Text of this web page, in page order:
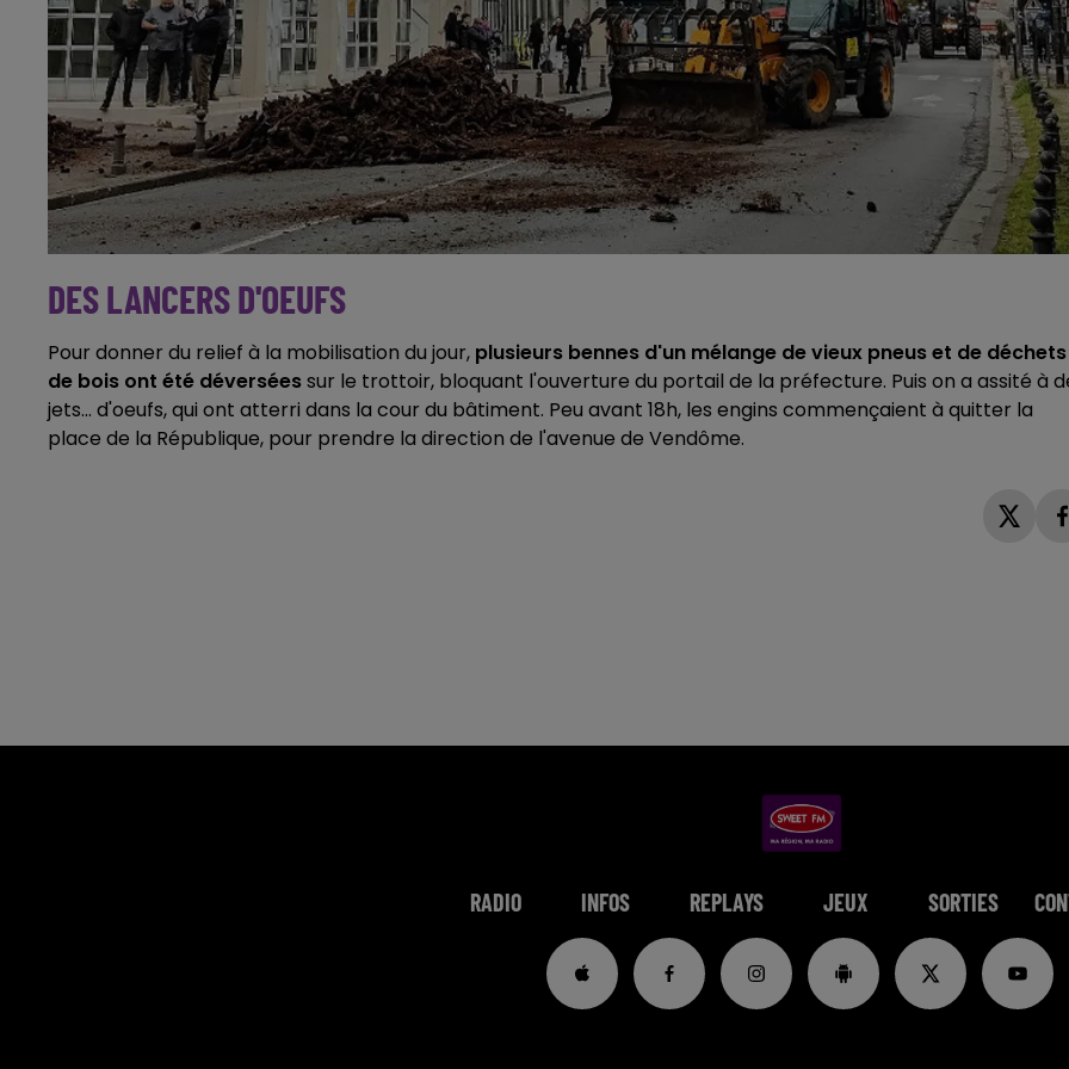
DES LANCERS D'OEUFS
Pour donner du relief à la mobilisation du jour, plusieurs bennes d'un mélange de vieux pneus et de déchets
de bois ont été déverséessur le trottoir, bloquant l'ouverture du portail de la préfecture. Puis on a assité à
jets... d'oeufs, qui ont atterri dans la cour du bâtiment. Peu avant 18h, les engins commençaient à quitter la
place de la République, pour prendre la direction de l'avenue de Vendôme.
RADIO INFOS REPLAYS JEUX SORTIES